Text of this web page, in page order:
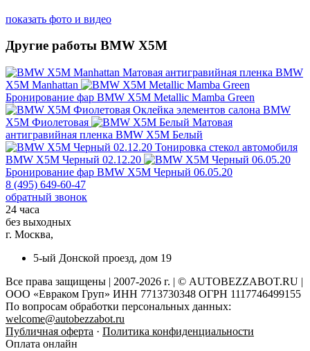
показать фото и видео
Другие работы BMW X5M
Матовая антигравийная пленка BMW
X5M Manhattan
Бронирование фар BMW X5M Metallic Mamba Green
Оклейка элементов салона BMW
X5M Фиолетовая
Матовая
антигравийная пленка BMW X5M Белый
Тонировка стекол автомобиля
BMW X5M Черный 02.12.20
Бронирование фар BMW X5M Черный 06.05.20
8 (495) 649-60-47
обратный звонок
24 часа
без выходных
г. Москва,
5-ый Донской проезд, дом 19
Все права защищены | 2007-2026 г. | © AUTOBEZZABOT.RU |
ООО «Евраком Груп» ИНН 7713730348 ОГРН 1117746499155
По вопросам обработки персональных данных:
welcome@autobezzabot.ru
Публичная оферта · Политика конфиденциальности
Оплата онлайн